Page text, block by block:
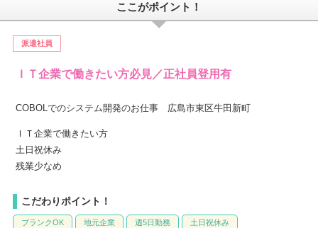
ここがポイント！
派遣社員
ＩＴ企業で働きたい方必見／正社員登用有
COBOLでのシステム開発のお仕事 広島市東区牛田新町
ＩＴ企業で働きたい方
土日祝休み
残業少なめ
こだわりポイント！
ブランクOK 地元企業 週5日勤務 土日祝休み